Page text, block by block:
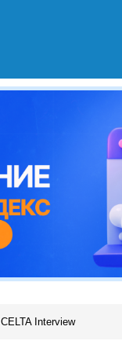
CELTA Interview